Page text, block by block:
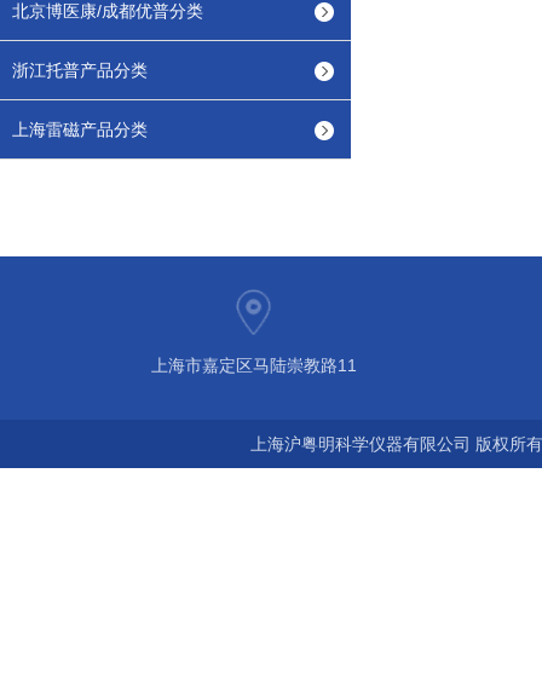
北京博医康/成都优普分类
浙江托普产品分类
上海雷磁产品分类
上海市嘉定区马陆崇教路11
上海沪粤明科学仪器有限公司 版权所